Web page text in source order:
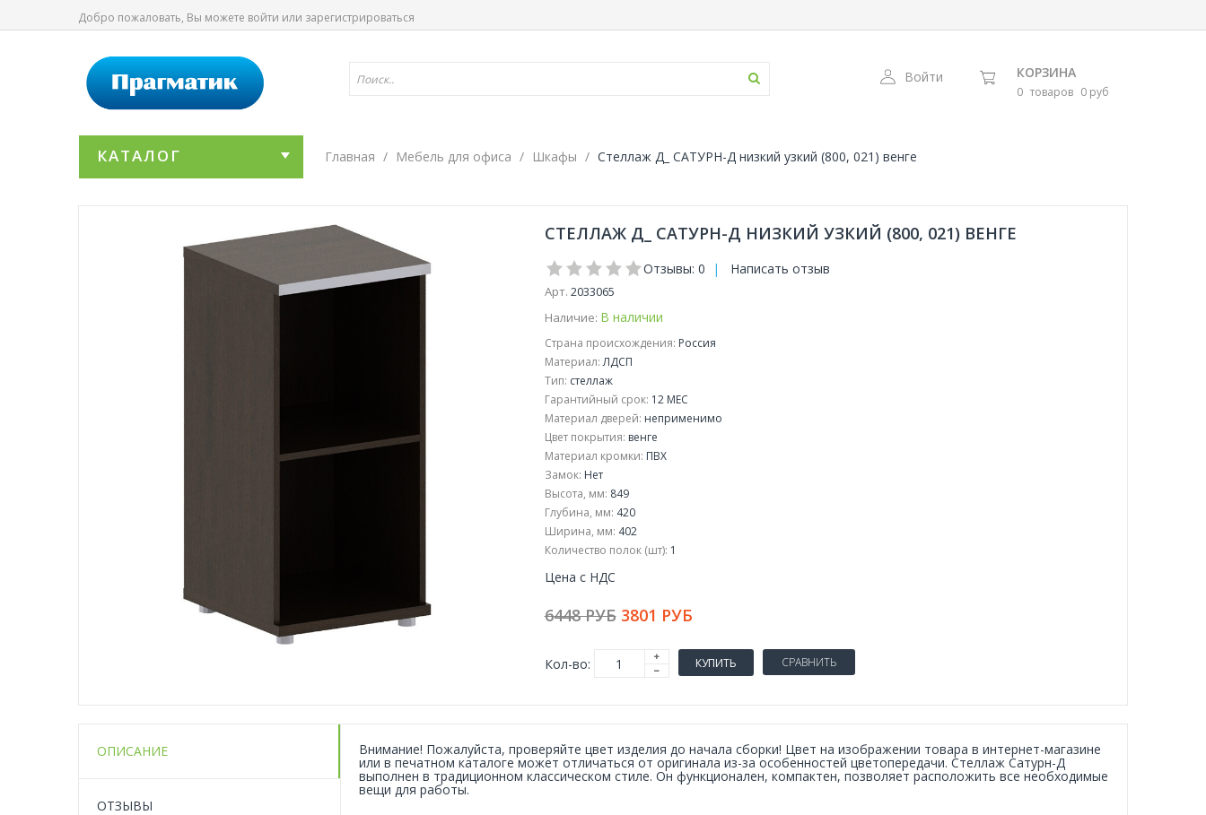
Добро пожаловать, Вы можете войти или зарегистрироваться
Войти КОРЗИНА
0 товаров 0 руб
КАТАЛОГ Главная Мебель для офиса Шкафы Стеллаж Д_ САТУРН-Д низкий узкий (800, 021) венге
СТЕЛЛАЖ Д_ САТУРН-Д НИЗКИЙ УЗКИЙ (800, 021) ВЕНГЕ
Отзывы: 0 | Написать отзыв
Арт. 2033065
Наличие: В наличии
Страна происхождения: Россия
Материал:ЛДСП
Тип: стеллаж
Гарантийный срок: 12 МЕС
Материал дверей: неприменимо
Цвет покрытия: венге
Материал кромки: ПВХ
Замок: Нет
Высота, мм: 849
Глубина, мм: 420
Ширина, мм: 402
Количество полок (шт): 1
Цена с НДС
6448 РУБ 3801 РУБ
Кол-во: КУПИТЬ СРАВНИТЬ
ОПИСАНИЕ
ОТЗЫВЫ
Внимание! Пожалуйста, проверяйте цвет изделия до начала сборки! Цвет на изображении товара в интернет-магазине
или в печатном каталоге может отличаться от оригинала из-за особенностей цветопередачи. Стеллаж Сатурн-Д
выполнен в традиционном классическом стиле. Он функционален, компактен, позволяет расположить все необходимые
вещи для работы.